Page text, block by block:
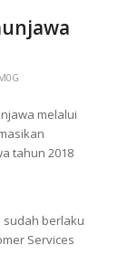
melalui
tahun 2018
sudah berlaku
Services